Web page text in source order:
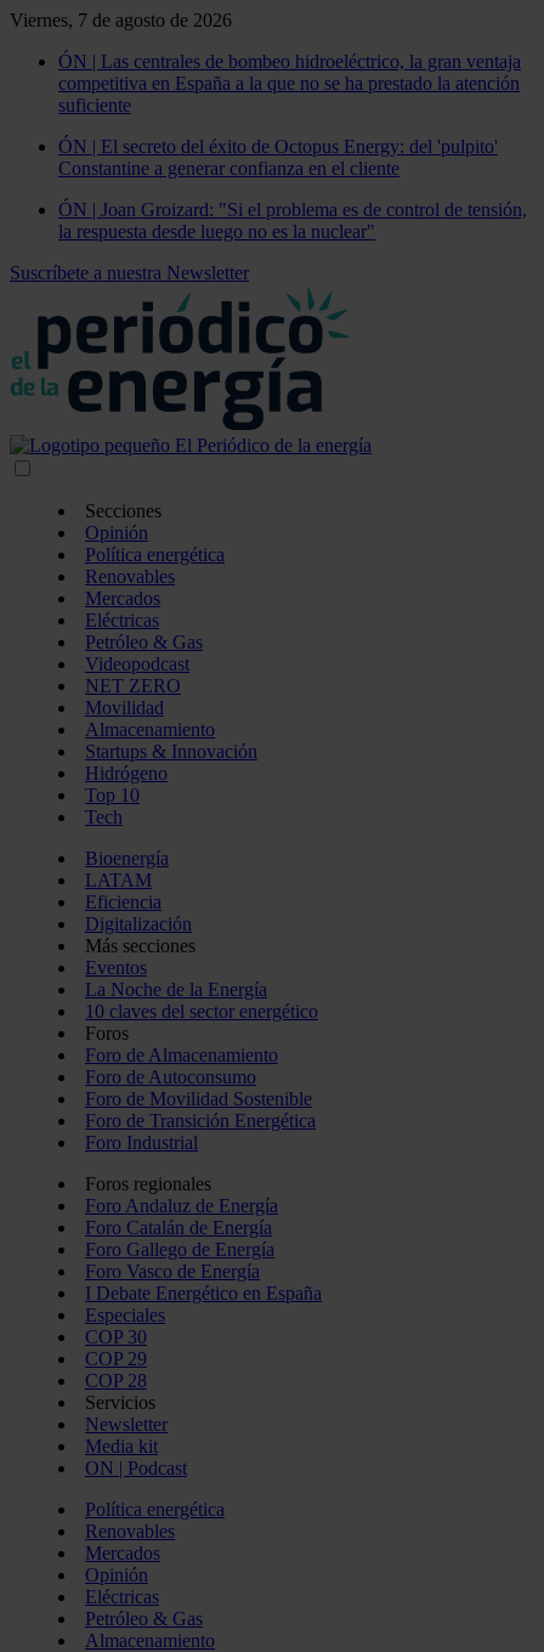
Viernes, 7 de agosto de 2026
ÓN | Las centrales de bombeo hidroeléctrico, la gran ventaja
competitiva en España a la que no se ha prestado la atención
suficiente
ÓN | El secreto del éxito de Octopus Energy: del 'pulpito'
Constantine a generar confianza en el cliente
ÓN | Joan Groizard: "Si el problema es de control de tensión,
la respuesta desde luego no es la nuclear"
Suscríbete a nuestra Newsletter
Secciones
Opinión
Política energética
Renovables
Mercados
Eléctricas
Petróleo & Gas
Videopodcast
NET ZERO
Movilidad
Almacenamiento
Startups & Innovación
Hidrógeno
Top 10
Tech
Bioenergía
LATAM
Eficiencia
Digitalización
Más secciones
Eventos
La Noche de la Energía
10 claves del sector energético
Foros
Foro de Almacenamiento
Foro de Autoconsumo
Foro de Movilidad Sostenible
Foro de Transición Energética
Foro Industrial
Foros regionales
Foro Andaluz de Energía
Foro Catalán de Energía
Foro Gallego de Energía
Foro Vasco de Energía
I Debate Energético en España
Especiales
COP 30
COP 29
COP 28
Servicios
Newsletter
Media kit
ON | Podcast
Política energética
Renovables
Mercados
Opinión
Eléctricas
Petróleo & Gas
Almacenamiento